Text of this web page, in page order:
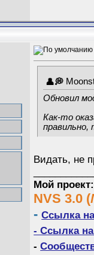
Обновил
Как-то
правильно,
Видать, не
Мой проект:
NVS 3.0 (
-Ссылка
- Ссылка
-